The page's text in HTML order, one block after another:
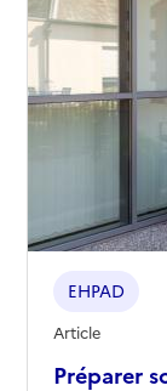
Préparer
EHPAD
Article